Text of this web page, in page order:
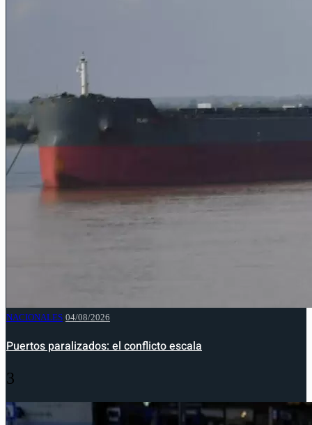
NACIONALES 04/08/2026
Puertos paralizados: el conflicto escala
3